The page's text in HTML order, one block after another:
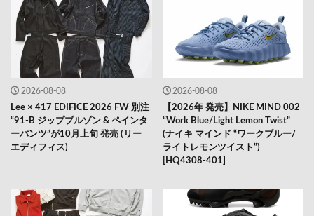
2026-08-08
Lee × 417 EDIFICE 2026 FW 別注
“91-B ジップブルゾン & ペインタ
ーパンツ”が10月上旬 発売 (リー
エディフィス)
2026-08-08
【2026年 発売】NIKE MIND 002
“Work Blue/Light Lemon Twist”
(ナイキ マインド “ワークブルー/
ライトレモンツイスト”)
[HQ4308-401]